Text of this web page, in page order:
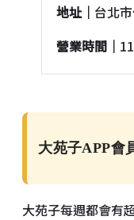
地址｜ 台北
營業時間｜
大苑子APP會
大苑子每週都會有